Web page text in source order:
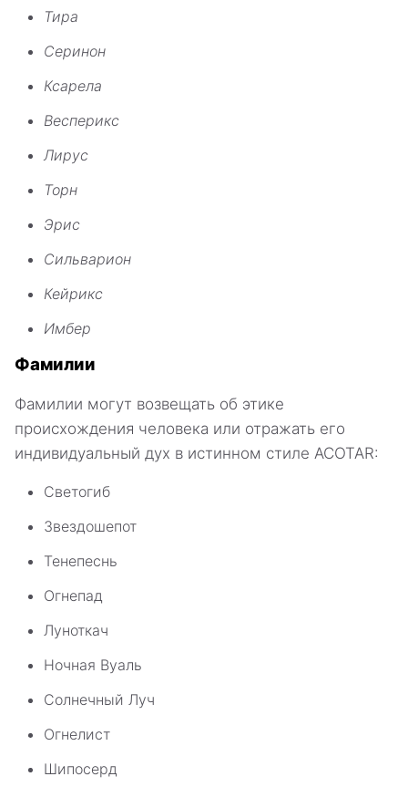
Тира
Серинон
Ксарела
Весперикс
Лирус
Торн
Эрис
Сильварион
Кейрикс
Имбер
Фамилии
Фамилии могут возвещать об этике
происхождения человека или отражать его
индивидуальный дух в истинном стиле ACOTAR:
Светогиб
Звездошепот
Тенепеснь
Огнепад
Луноткач
Ночная Вуаль
Солнечный Луч
Огнелист
Шипосерд